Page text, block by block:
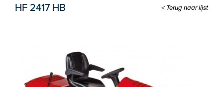
HF 2417 HB < Terug naar lijst